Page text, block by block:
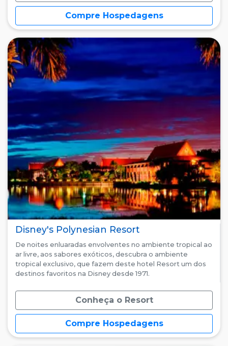
Compre Hospedagens
Disney's Polynesian Resort
De noites enluaradas envolventes no ambiente tropical ao
ar livre, aos sabores exóticos, descubra o ambiente
tropical exclusivo, que fazem deste hotel Resort um dos
destinos favoritos na Disney desde 1971.
Conheça o Resort
Compre Hospedagens